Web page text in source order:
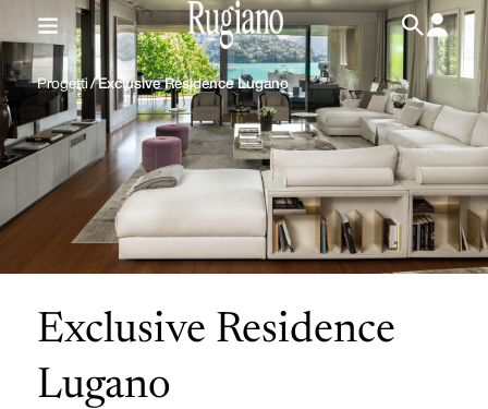
IT / EN
Progetti /Exclusive Residence Lugano
Exclusive Residence
Lugano